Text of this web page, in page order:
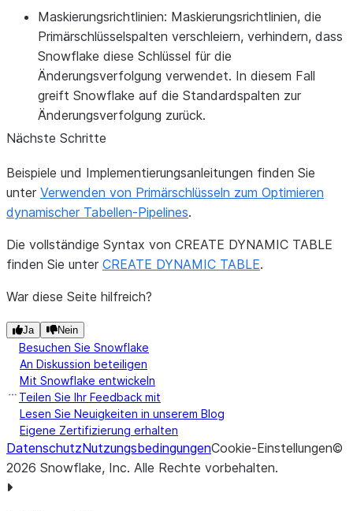
Maskierungsrichtlinien: Maskierungsrichtlinien, die
Primärschlüsselspalten verschleiern, verhindern, dass
Snowflake diese Schlüssel für die
Änderungsverfolgung verwendet. In diesem Fall
greift Snowflake auf die Standardspalten zur
Änderungsverfolgung zurück.
Nächste Schritte
Beispiele und Implementierungsanleitungen finden Sie
unter Verwenden von Primärschlüsseln zum Optimieren
dynamischer Tabellen-Pipelines.
Die vollständige Syntax von CREATE DYNAMIC TABLE
finden Sie unter CREATE DYNAMIC TABLE.
War diese Seite hilfreich?
Ja Nein
Besuchen Sie Snowflake
An Diskussion beteiligen
Mit Snowflake entwickeln
Teilen Sie Ihr Feedback mit
Lesen Sie Neuigkeiten in unserem Blog
Eigene Zertifizierung erhalten
DatenschutzNutzungsbedingungenCookie-Einstellungen©
2026 Snowflake, Inc. Alle Rechte vorbehalten.